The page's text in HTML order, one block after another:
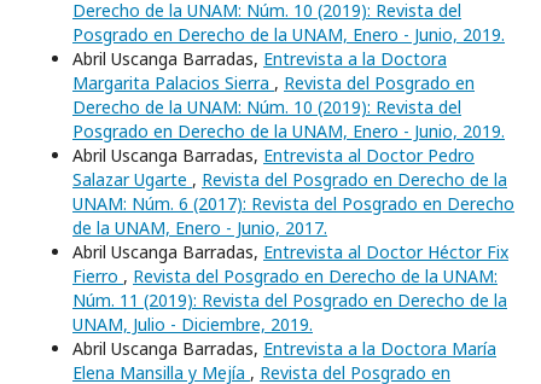
Derecho de la UNAM: Núm. 10 (2019): Revista del
Posgrado en Derecho de la UNAM, Enero - Junio, 2019.
Abril Uscanga Barradas, Entrevista a la Doctora
Margarita Palacios Sierra , Revista del Posgrado en
Derecho de la UNAM: Núm. 10 (2019): Revista del
Posgrado en Derecho de la UNAM, Enero - Junio, 2019.
Abril Uscanga Barradas, Entrevista al Doctor Pedro
Salazar Ugarte , Revista del Posgrado en Derecho de la
UNAM: Núm. 6 (2017): Revista del Posgrado en Derecho
de la UNAM, Enero - Junio, 2017.
Abril Uscanga Barradas, Entrevista al Doctor Héctor Fix
Fierro , Revista del Posgrado en Derecho de la UNAM:
Núm. 11 (2019): Revista del Posgrado en Derecho de la
UNAM, Julio - Diciembre, 2019.
Abril Uscanga Barradas, Entrevista a la Doctora María
Elena Mansilla y Mejía , Revista del Posgrado en